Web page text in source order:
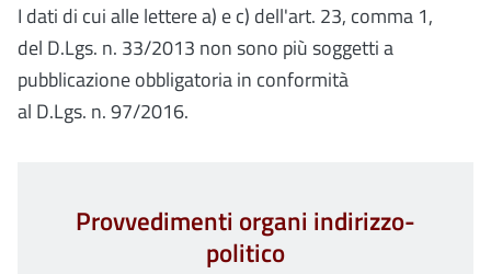
I dati di cui alle lettere a) e c) dell'art. 23, comma 1,
del D.Lgs. n. 33/2013 non sono più soggetti a
pubblicazione obbligatoria in conformità
al D.Lgs. n. 97/2016.
Provvedimenti organi indirizzo-
politico